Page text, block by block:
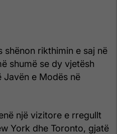
shënon rikthimin e saj në
shumë se dy vjetësh
Javën e Modës në
një vizitore e rregullt
York dhe Toronto, gjatë